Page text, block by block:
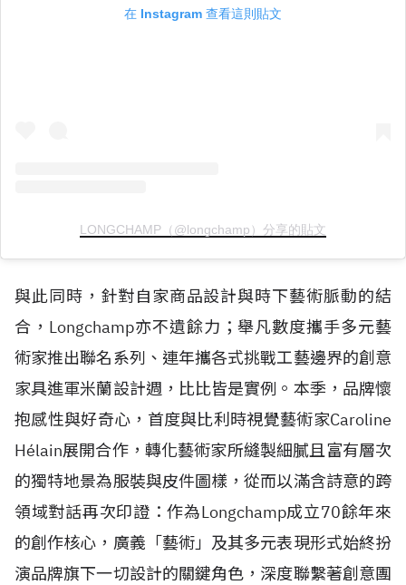
在 Instagram 查看這則貼文
LONGCHAMP（@longchamp）分享的貼文
與此同時，針對自家商品設計與時下藝術脈動的結
合，Longchamp亦不遺餘力；舉凡數度攜手多元藝
術家推出聯名系列、連年攜各式挑戰工藝邊界的創意
家具進軍米蘭設計週，比比皆是實例。本季，品牌懷
抱感性與好奇心，首度與比利時視覺藝術家Caroline
Hélain展開合作，轉化藝術家所縫製細膩且富有層次
的獨特地景為服裝與皮件圖樣，從而以滿含詩意的跨
領域對話再次印證：作為Longchamp成立70餘年來
的創作核心，廣義「藝術」及其多元表現形式始終扮
演品牌旗下一切設計的關鍵角色，深度聯繫著創意團